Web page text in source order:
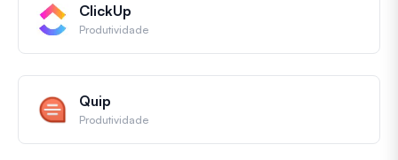
ClickUp
Produtividade
Quip
Produtividade